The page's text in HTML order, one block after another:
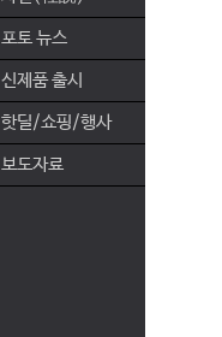
포토 뉴스
신제품 출시
핫딜/쇼핑/행사
보도자료